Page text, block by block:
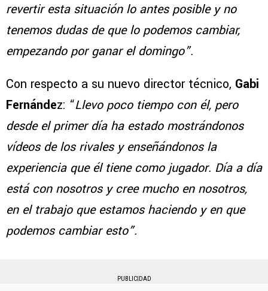
revertir esta situación lo antes posible y no
tenemos dudas de que lo podemos cambiar,
empezando por ganar el domingo”.
Con respecto a su nuevo director técnico, Gabi
Fernández: “Llevo poco tiempo con él, pero
desde el primer día ha estado mostrándonos
vídeos de los rivales y enseñándonos la
experiencia que él tiene como jugador. Día a día
está con nosotros y cree mucho en nosotros,
en el trabajo que estamos haciendo y en que
podemos cambiar esto”.
PUBLICIDAD